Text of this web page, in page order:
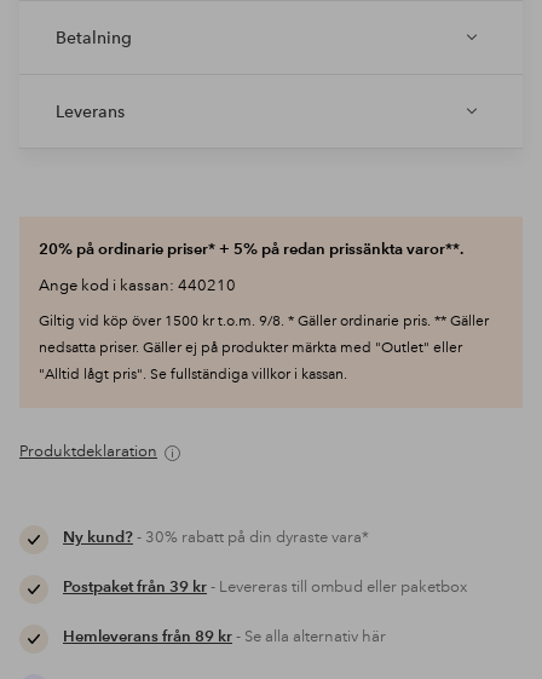
Betalning
Leverans
20% på ordinarie priser* + 5% på redan prissänkta varor**.
Ange kod i kassan: 440210
Giltig vid köp över 1500 kr t.o.m. 9/8. * Gäller ordinarie pris. ** Gäller
nedsatta priser. Gäller ej på produkter märkta med "Outlet" eller
"Alltid lågt pris". Se fullständiga villkor i kassan.
Produktdeklaration
Ny kund?- 30% rabatt på din dyraste vara*
Postpaket från 39 kr- Levereras till ombud eller paketbox
Hemleverans från 89 kr- Se alla alternativ här